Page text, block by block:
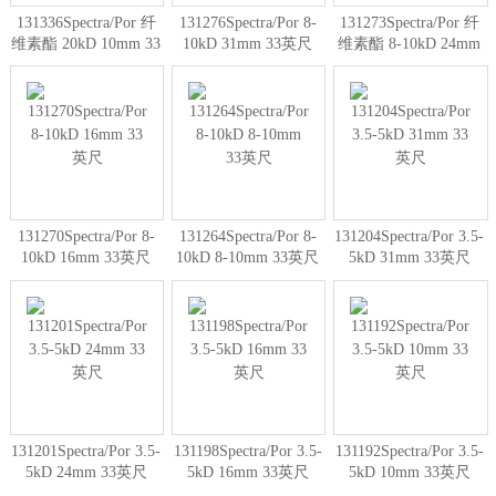
131336Spectra/Por 纤
维素酯 20kD 10mm 33
英尺
131276Spectra/Por 8-
10kD 31mm 33英尺
131273Spectra/Por 纤
维素酯 8-10kD 24mm
33英尺
131270Spectra/Por 8-
10kD 16mm 33英尺
131264Spectra/Por 8-
10kD 8-10mm 33英尺
131204Spectra/Por 3.5-
5kD 31mm 33英尺
131201Spectra/Por 3.5-
5kD 24mm 33英尺
131198Spectra/Por 3.5-
5kD 16mm 33英尺
131192Spectra/Por 3.5-
5kD 10mm 33英尺